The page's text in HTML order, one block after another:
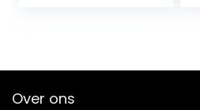
Over ons